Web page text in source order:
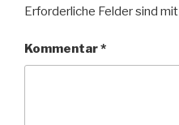
Erforderliche Felder sind mit
Kommentar*